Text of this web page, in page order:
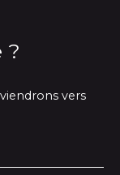
?
vers